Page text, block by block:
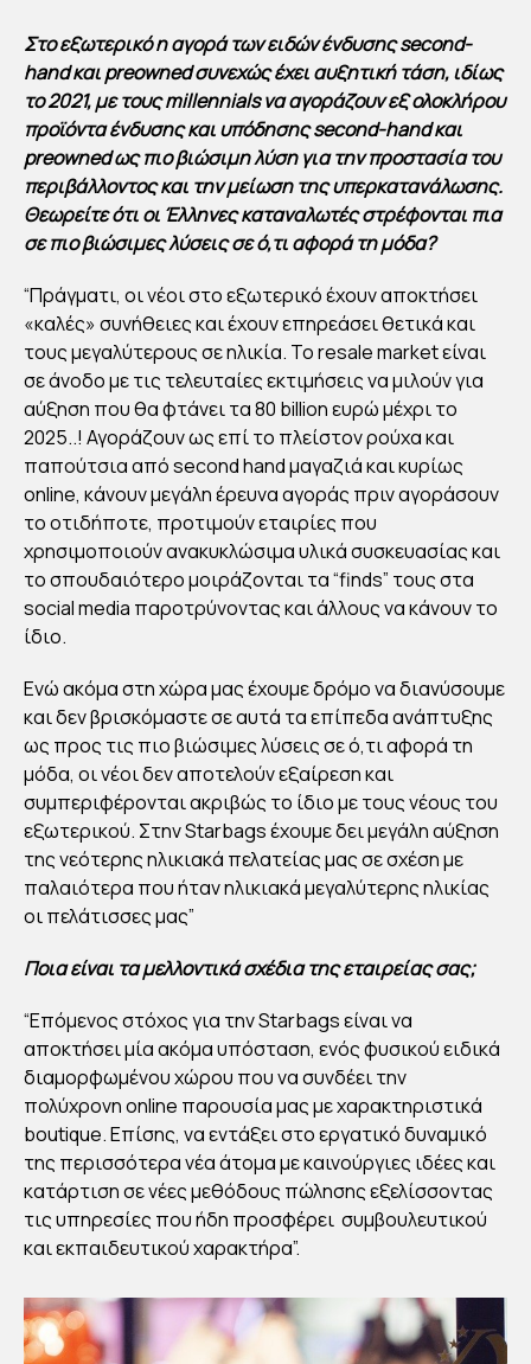
Στο εξωτερικό η αγορά των ειδών ένδυσης second-
hand και preowned συνεχώς έχει αυξητική τάση, ιδίως
το 2021, με τους millennials να αγοράζουν εξ ολοκλήρου
προϊόντα ένδυσης και υπόδησης second-hand και
preowned ως πιο βιώσιμη λύση για την προστασία του
περιβάλλοντος και την μείωση της υπερκατανάλωσης.
Θεωρείτε ότι οι Έλληνες καταναλωτές στρέφονται πια
σε πιο βιώσιμες λύσεις σε ό,τι αφορά τη μόδα?
“Πράγματι, οι νέοι στο εξωτερικό έχουν αποκτήσει
«καλές» συνήθειες και έχουν επηρεάσει θετικά και
τους μεγαλύτερους σε ηλικία. Το resale market είναι
σε άνοδο με τις τελευταίες εκτιμήσεις να μιλούν για
αύξηση που θα φτάνει τα 80 billion ευρώ μέχρι το
2025..! Αγοράζουν ως επί το πλείστον ρούχα και
παπούτσια από second hand μαγαζιά και κυρίως
online, κάνουν μεγάλη έρευνα αγοράς πριν αγοράσουν
το οτιδήποτε, προτιμούν εταιρίες που
χρησιμοποιούν ανακυκλώσιμα υλικά συσκευασίας και
το σπουδαιότερο μοιράζονται τα “finds” τους στα
social media παροτρύνοντας και άλλους να κάνουν το
ίδιο.
Ενώ ακόμα στη χώρα μας έχουμε δρόμο να διανύσουμε
και δεν βρισκόμαστε σε αυτά τα επίπεδα ανάπτυξης
ως προς τις πιο βιώσιμες λύσεις σε ό,τι αφορά τη
μόδα, οι νέοι δεν αποτελούν εξαίρεση και
συμπεριφέρονται ακριβώς το ίδιο με τους νέους του
εξωτερικού. Στην Starbags έχουμε δει μεγάλη αύξηση
της νεότερης ηλικιακά πελατείας μας σε σχέση με
παλαιότερα που ήταν ηλικιακά μεγαλύτερης ηλικίας
οι πελάτισσες μας”
Ποια είναι τα μελλοντικά σχέδια της εταιρείας σας;
“Επόμενος στόχος για την Starbags είναι να
αποκτήσει μία ακόμα υπόσταση, ενός φυσικού ειδικά
διαμορφωμένου χώρου που να συνδέει την
πολύχρονη online παρουσία μας με χαρακτηριστικά
boutique. Eπίσης, να εντάξει στο εργατικό δυναμικό
της περισσότερα νέα άτομα με καινούργιες ιδέες και
κατάρτιση σε νέες μεθόδους πώλησης εξελίσσοντας
τις υπηρεσίες που ήδη προσφέρει συμβουλευτικού
και εκπαιδευτικού χαρακτήρα”.